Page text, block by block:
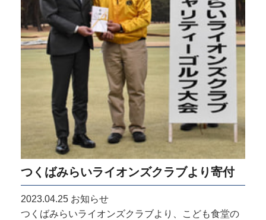
つくばみらいライオンズクラブより寄付
2023.04.25 お知らせ
つくばみらいライオンズクラブより、こども食堂の